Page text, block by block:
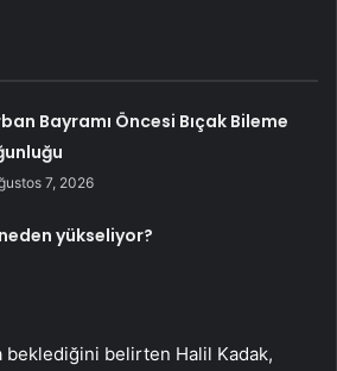
Bayramı Öncesi Bıçak Bileme
7, 2026
yükseliyor?
beklediğini belirten Halil Kadak,